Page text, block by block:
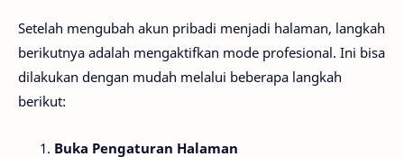
Setelah mengubah akun pribadi menjadi halaman, langkah
berikutnya adalah mengaktifkan mode profesional. Ini bisa
dilakukan dengan mudah melalui beberapa langkah
berikut:
Buka Pengaturan Halaman